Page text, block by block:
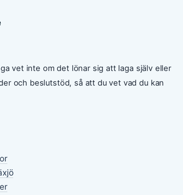
vet inte om det lönar sig att laga själv eller
och beslutstöd, så att du vet vad du kan